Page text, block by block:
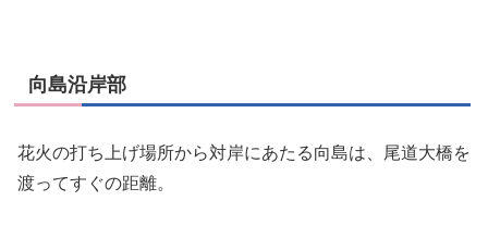
向島沿岸部
花火の打ち上げ場所から対岸にあたる向島は、尾道大橋を
渡ってすぐの距離。